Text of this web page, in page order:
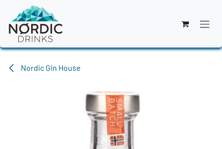
Zum Inhalt springen
Nordic Gin House